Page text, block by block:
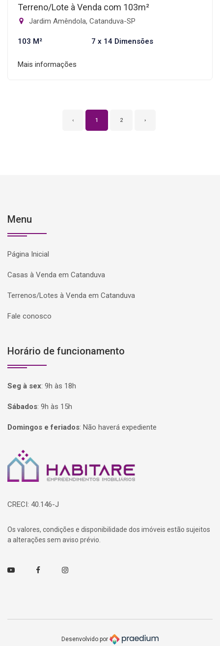
Terreno/Lote à Venda com 103m²
Jardim Amêndola, Catanduva-SP
103 M² 7 x 14 Dimensões
Mais informações
‹ 1 2 ›
Menu
Página Inicial
Casas à Venda em Catanduva
Terrenos/Lotes à Venda em Catanduva
Fale conosco
Horário de funcionamento
Seg à sex: 9h às 18h
Sábados: 9h às 15h
Domingos e feriados: Não haverá expediente
Página inicial
CRECI: 40.146-J
Os valores, condições e disponibilidade dos imóveis estão sujeitos
a alterações sem aviso prévio.
Youtube FacebookInstagram
Desenvolvido por